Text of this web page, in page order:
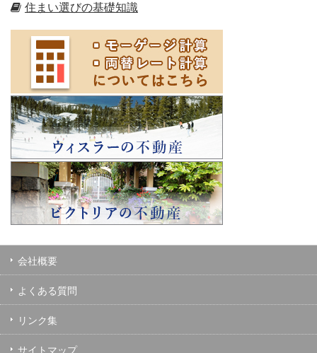
住まい選びの基礎知識
会社概要
よくある質問
リンク集
サイトマップ